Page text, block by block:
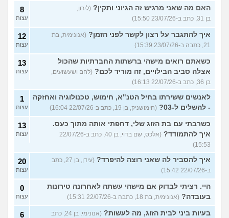
האם מה שאני מרגיש זה הגיוני ותקין? (לירון,
בן 31, כתב ב-23/07/26 15:50)
8
עצות
איך להתגבר על רצון לקשר לפני הזמן? (אנונימית, בת
21, כתבה ב-23/07/26 15:39)
12
עצות
כשאתם רואים מישהי ברשתות החברתיות שהכול
אצלה סביב הבילויים, זה מוריד לכם? (לחם ושעשועים,
בן 36, כתב ב-22/07/26 16:13)
13
עצות
לאנשים ששירתו בחיל הטנ"א, חימוש, טכנולוגיה ואחזקה
- להשלים ל-03?
(חימושניק, בן 19, כתב ב-22/07/26 16:04)
1
עצות
כשרבתי עם בת הזוג שלי, דחפתי אותה מתוך כעס.
איך להתמודד?
(אלכס, שם בדוי, בן 40, כתב ב-22/07/26
15:53)
13
עצות
איך להסביר לה שאני רוצה להיפרד?
(עידן, בן 27, כתב
ב-22/07/26 15:42)
20
עצות
היי. רציתי לבדוק אם מישהי עשתה לאחרונה טירונות
בעובדה? (אנונימית, בת 18, כתבה ב-22/07/26 15:31)
0
עצות
בעיות ביני לבית הזוג, מה לעשות?
(אנונימי, בן 24, כתב
6